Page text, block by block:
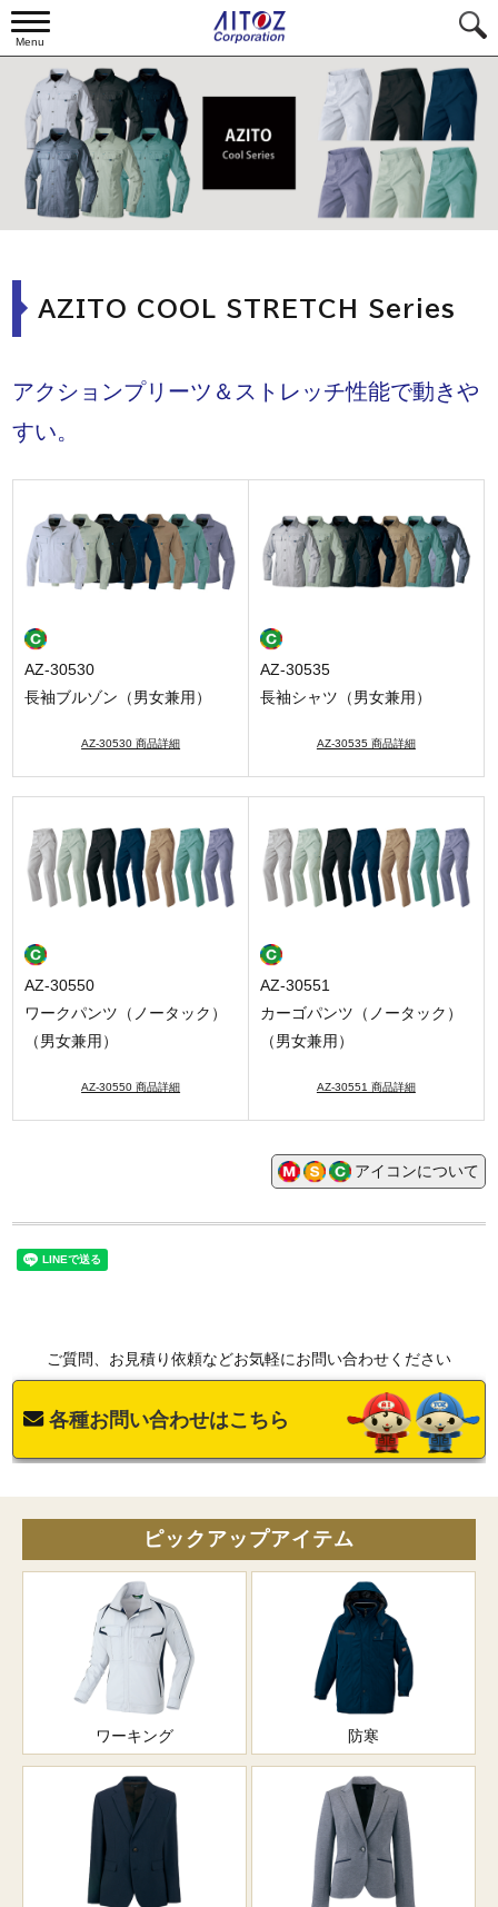
Menu
AZITO COOL STRETCH Series
アクションプリーツ＆ストレッチ性能で動きや
すい。
AZ-30530
長袖ブルゾン（男女兼用）
AZ-30530 商品詳細
AZ-30535
長袖シャツ（男女兼用）
AZ-30535 商品詳細
AZ-30550
ワークパンツ（ノータック）
（男女兼用）
AZ-30550 商品詳細
AZ-30551
カーゴパンツ（ノータック）
（男女兼用）
AZ-30551 商品詳細
アイコンについて
ご質問、お見積り依頼などお気軽にお問い合わせください
各種お問い合わせはこちら
ピックアップアイテム
ワーキング 防寒